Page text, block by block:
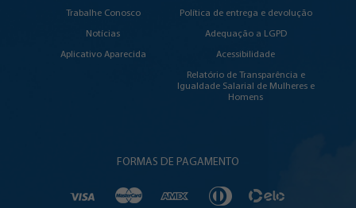
Trabalhe Conosco
Notícias
Aplicativo Aparecida
Política de entrega e devolução
Adequação a LGPD
Acessibilidade
Relatório de Transparência e
Igualdade Salarial de Mulheres e
Homens
FORMAS DE PAGAMENTO